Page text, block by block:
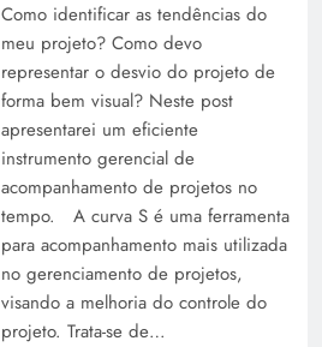
Como identificar as tendências do
meu projeto? Como devo
representar o desvio do projeto de
forma bem visual? Neste post
apresentarei um eficiente
instrumento gerencial de
acompanhamento de projetos no
tempo. A curva S é uma ferramenta
para acompanhamento mais utilizada
no gerenciamento de projetos,
visando a melhoria do controle do
projeto. Trata-se de…